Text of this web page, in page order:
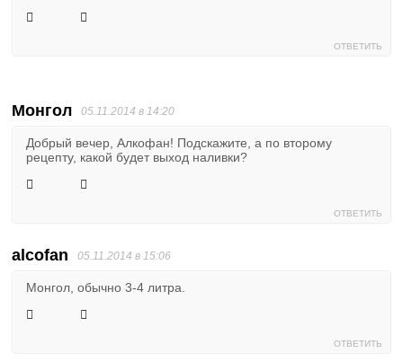
ОТВЕТИТЬ
Монгол 05.11.2014 в 14:20
Добрый вечер, Алкофан! Подскажите, а по второму
рецепту, какой будет выход наливки?
ОТВЕТИТЬ
alcofan 05.11.2014 в 15:06
Монгол, обычно 3-4 литра.
ОТВЕТИТЬ